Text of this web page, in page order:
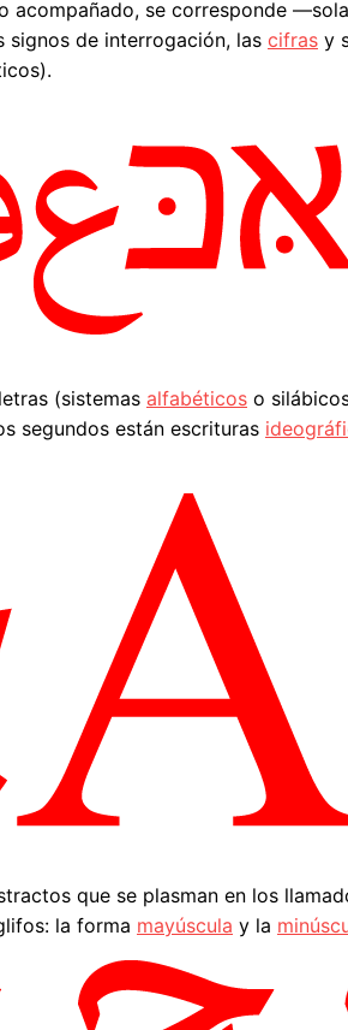
acompañado, se corresponde
signos de interrogación, las cifras y
(sistemas alfabéticos o
segundos están escrituras
que se plasman en los
la forma mayúscula y la